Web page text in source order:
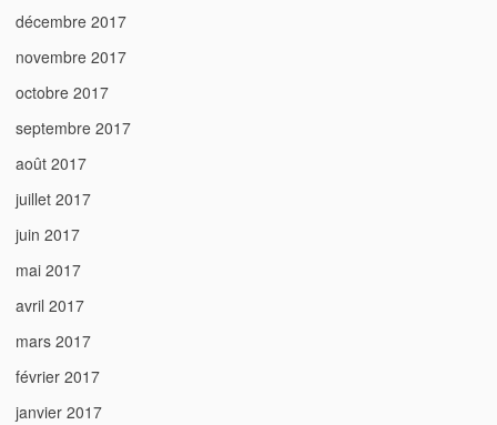
décembre 2017
novembre 2017
octobre 2017
septembre 2017
août 2017
juillet 2017
juin 2017
mai 2017
avril 2017
mars 2017
février 2017
janvier 2017